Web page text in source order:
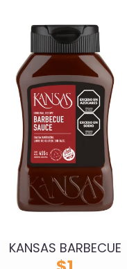
KANSAS BARBECUE